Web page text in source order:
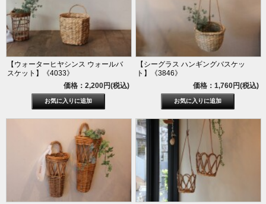
【ウォーターヒヤシンス ウォールバ
スケット】《4033》
価格：2,200円(税込)
【シーグラス ハンギングバスケッ
ト】《3846》
価格：1,760円(税込)